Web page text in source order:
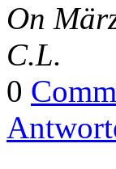
On
C.L.
0